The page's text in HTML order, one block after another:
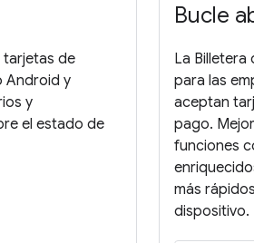
tarjetas de
Android y
y
el estado de
Bucle
La Billetera
para las
aceptan
pago.
funciones
más
dispositivo.